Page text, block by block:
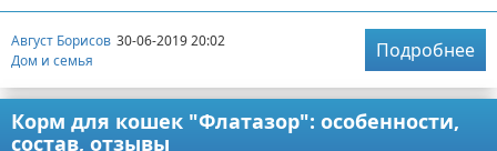
Август Борисов 30-06-2019 20:02
Дом и семья
Подробнее
Корм для кошек "Флатазор": особенности,
состав, отзывы